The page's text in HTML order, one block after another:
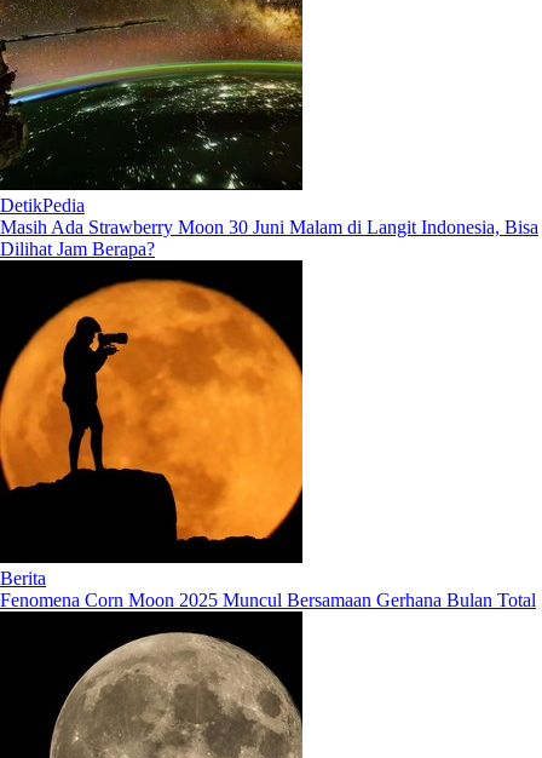
DetikPedia
Masih Ada Strawberry Moon 30 Juni Malam di Langit Indonesia, Bisa
Dilihat Jam Berapa?
Berita
Fenomena Corn Moon 2025 Muncul Bersamaan Gerhana Bulan Total